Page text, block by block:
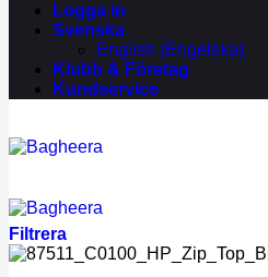
Logga in
Svenska
English (Engelska)
Klubb & Företag
Kundservice
Filtrera